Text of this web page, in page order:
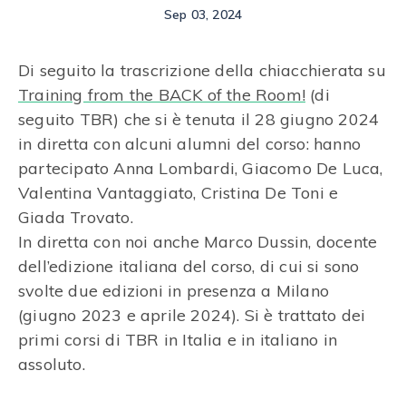
Sep 03, 2024
Di seguito la trascrizione della chiacchierata su
Training from the BACK of the Room! (di
seguito TBR) che si è tenuta il 28 giugno 2024
in diretta con alcuni alumni del corso: hanno
partecipato Anna Lombardi, Giacomo De Luca,
Valentina Vantaggiato, Cristina De Toni e
Giada Trovato.
In diretta con noi anche Marco Dussin, docente
dell’edizione italiana del corso, di cui si sono
svolte due edizioni in presenza a Milano
(giugno 2023 e aprile 2024). Si è trattato dei
primi corsi di TBR in Italia e in italiano in
assoluto.